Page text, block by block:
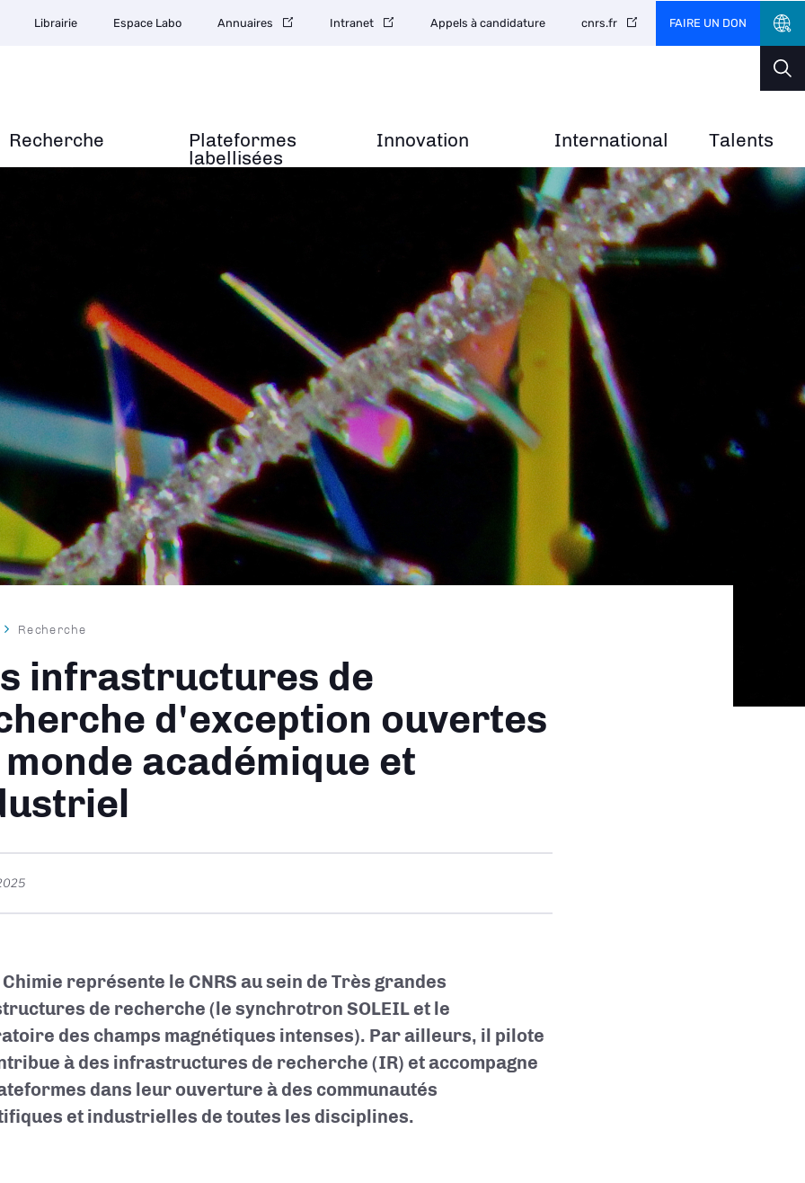
Recherche
Plateformes
labellisées
Innovation International Talents
Librairie Espace Labo Annuaires Intranet Appels à candidature cnrs.fr FAIRE UN DON
Recherche
infrastructures de
d'exception ouvertes
académique et
Chimie représente le CNRS au sein de Très grandes
de recherche (le synchrotron SOLEIL et le
des champs magnétiques intenses). Par ailleurs, il pilote
à des infrastructures de recherche (IR) et accompagne
dans leur ouverture à des communautés
et industrielles de toutes les disciplines.